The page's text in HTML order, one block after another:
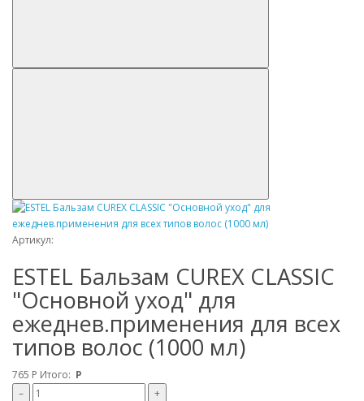
Артикул:
ESTEL Бальзам CUREX CLASSIC
"Основной уход" для
ежеднев.применения для всех
типов волос (1000 мл)
765 Р Итого: Р
–
+